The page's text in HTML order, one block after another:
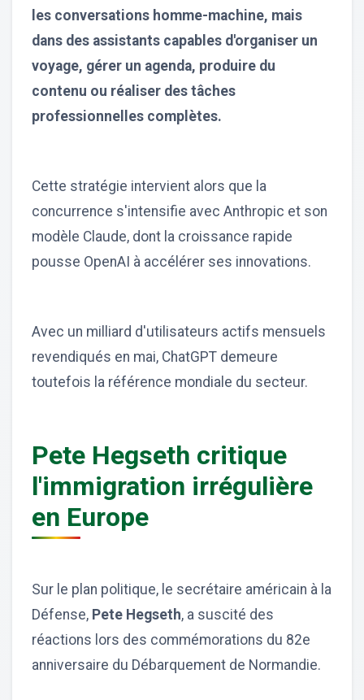
les conversations homme-machine, mais
dans des assistants capables d'organiser un
voyage, gérer un agenda, produire du
contenu ou réaliser des tâches
professionnelles complètes.
Cette stratégie intervient alors que la
concurrence s'intensifie avec Anthropic et son
modèle Claude, dont la croissance rapide
pousse OpenAI à accélérer ses innovations.
Avec un milliard d'utilisateurs actifs mensuels
revendiqués en mai, ChatGPT demeure
toutefois la référence mondiale du secteur.
Pete Hegseth critique
l'immigration irrégulière
en Europe
Sur le plan politique, le secrétaire américain à la
Défense, Pete Hegseth, a suscité des
réactions lors des commémorations du 82e
anniversaire du Débarquement de Normandie.